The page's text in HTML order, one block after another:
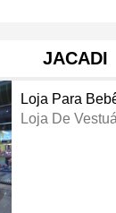
JACADI
Loja Para
Loja De